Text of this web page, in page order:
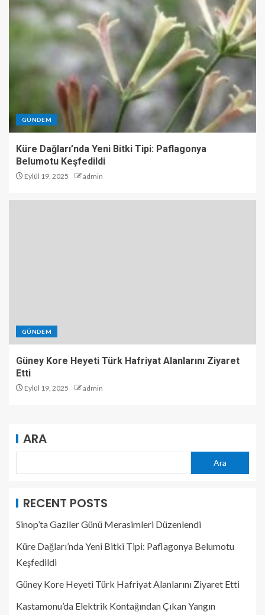
GÜNDEM
Küre Dağları’nda Yeni Bitki Tipi: Paflagonya
Belumotu Keşfedildi
Eylül 19, 2025 admin
GÜNDEM
Güney Kore Heyeti Türk Hafriyat Alanlarını Ziyaret
Etti
Eylül 19, 2025 admin
ARA
Ara
RECENT POSTS
Sinop’ta Gaziler Günü Merasimleri Düzenlendi
Küre Dağları’nda Yeni Bitki Tipi: Paflagonya Belumotu
Keşfedildi
Güney Kore Heyeti Türk Hafriyat Alanlarını Ziyaret Etti
Kastamonu’da Elektrik Kontağından Çıkan Yangın